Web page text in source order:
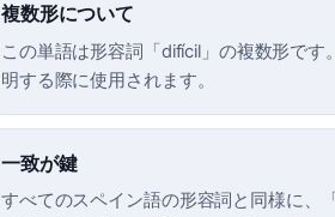
複数形について
この単語は形容詞「difícil」の複数形で
明する際に使用されます。
一致が鍵
すべてのスペイン語の形容詞と同様に、